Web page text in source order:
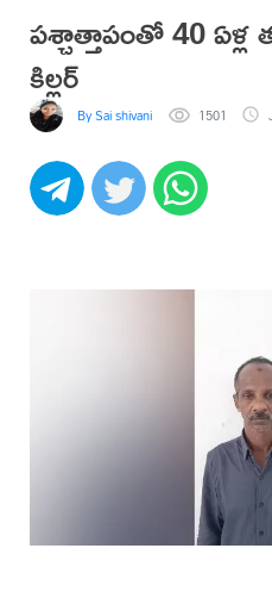
పశ్చాత్తాపంతో 40
కిల్లర్
By Sai shivani 1501